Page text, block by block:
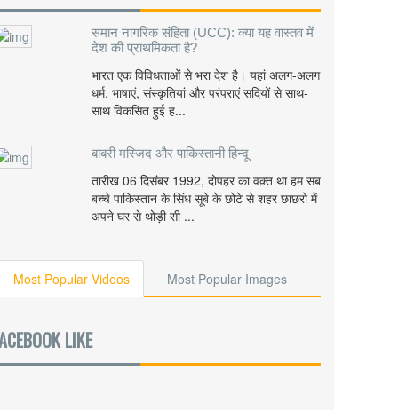
समान नागरिक संहिता (UCC): क्या यह वास्तव में
देश की प्राथमिकता है?
भारत एक विविधताओं से भरा देश है। यहां अलग-अलग
धर्म, भाषाएं, संस्कृतियां और परंपराएं सदियों से साथ-
साथ विकसित हुई ह...
बाबरी मस्जिद और पाकिस्तानी हिन्दू
तारीख 06 दिसंबर 1992, दोपहर का वक़्त था हम सब
बच्चे पाकिस्तान के सिंध सूबे के छोटे से शहर छाछरो में
अपने घर से थोड़ी सी ...
Most Popular Videos Most Popular Images
LIKE